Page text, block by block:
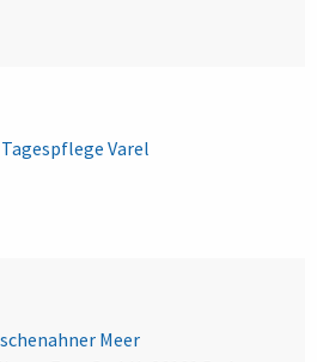
Varel
Meer